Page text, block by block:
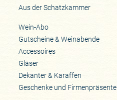
Aus der Schatzkammer
Wein-Abo
Gutscheine & Weinabende
Accessoires
Gläser
Dekanter & Karaffen
Geschenke und Firmenpräsente